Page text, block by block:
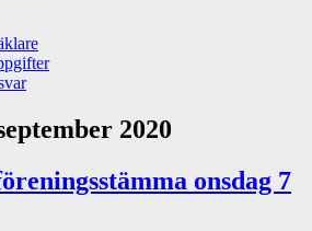
2020
onsdag 7